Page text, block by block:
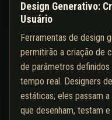
Design Generativo:
Usuário
Ferramentas de design
permitirão a criação de
de parâmetros
tempo real. Designers
estáticas; eles passam
que desenham, testam